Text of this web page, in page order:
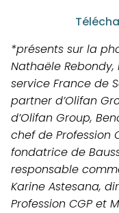
*présents sur la
Nathaële
service France de
partner d’Olifan
d’Olifan Group,
chef de Profession
fondatrice de
responsable
Karine Astesana,
Profession CGP et